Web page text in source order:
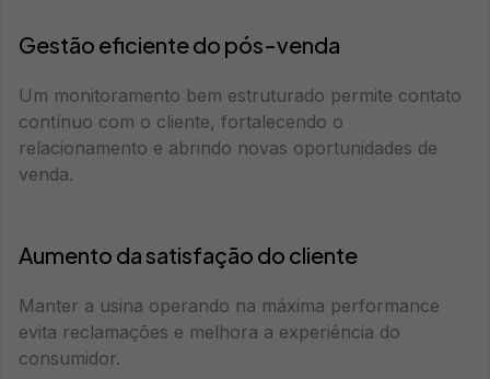
Gestão eficiente do pós-venda
Um monitoramento bem estruturado permite contato
contínuo com o cliente, fortalecendo o
relacionamento e abrindo novas oportunidades de
venda.
Aumento da satisfação do cliente
Manter a usina operando na máxima performance
evita reclamações e melhora a experiência do
consumidor.